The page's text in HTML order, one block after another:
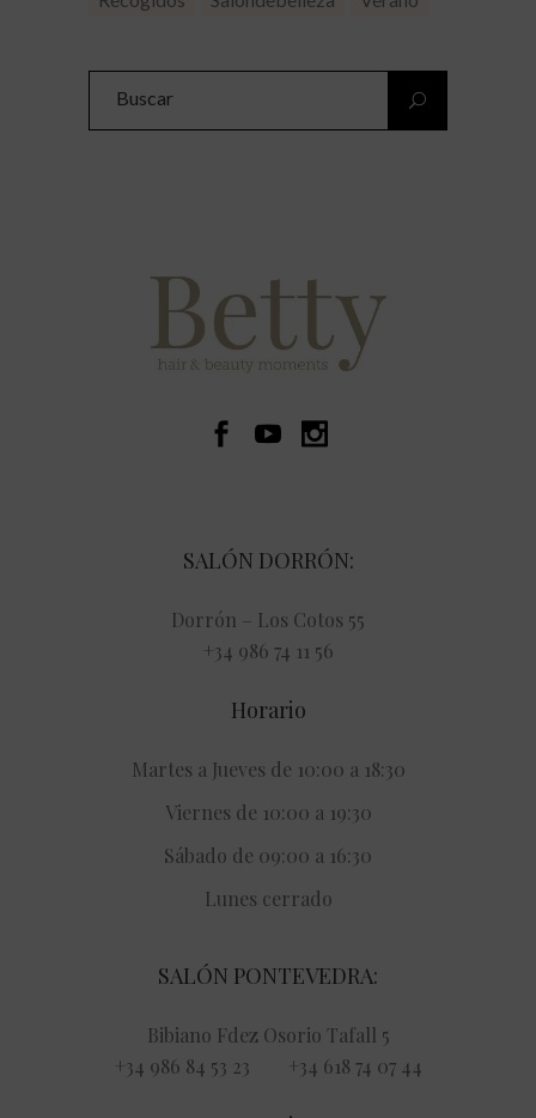
SALÓN DORRÓN:
Dorrón – Los Cotos 55
+34 986 74 11 56
Horario
Martes a Jueves de 10:00 a 18:30
Viernes de 10:00 a 19:30
Sábado de 09:00 a 16:30
Lunes cerrado
SALÓN PONTEVEDRA:
Bibiano Fdez Osorio Tafall 5
+34 986 84 53 23 +34 618 74 07 44